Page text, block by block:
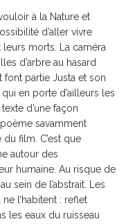
à la Nature et
d’aller vivre
morts. La caméra
d’arbre au hasard
font partie Justa et son
en porte d’ailleurs les
d’une façon
savamment
du film. C’est que
autour des
humaine. Au risque de
sein de l’abstrait. Les
l’habitent : reflet
les eaux du ruisseau